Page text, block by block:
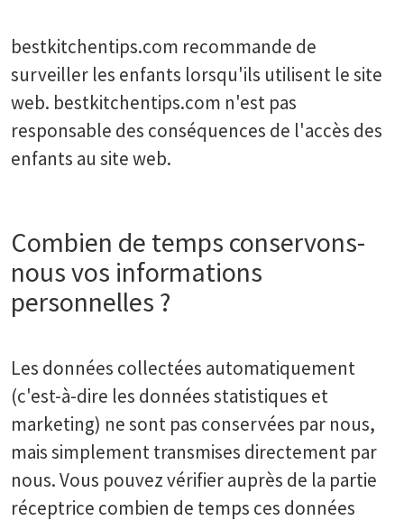
bestkitchentips.com recommande de
surveiller les enfants lorsqu'ils utilisent le site
web. bestkitchentips.com n'est pas
responsable des conséquences de l'accès des
enfants au site web.
Combien de temps conservons-
nous vos informations
personnelles ?
Les données collectées automatiquement
(c'est-à-dire les données statistiques et
marketing) ne sont pas conservées par nous,
mais simplement transmises directement par
nous. Vous pouvez vérifier auprès de la partie
réceptrice combien de temps ces données